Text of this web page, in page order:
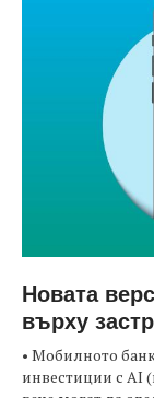
Новата
върху
• Мобилното
инвестиции с AI